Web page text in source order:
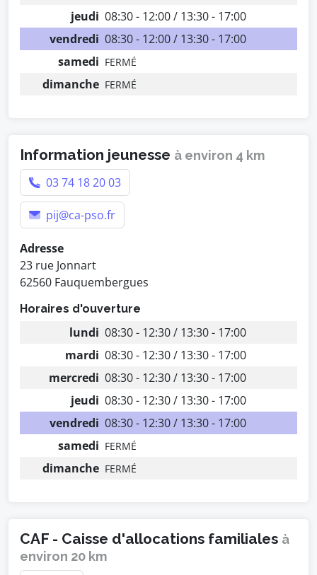
jeudi 08:30 - 12:00 / 13:30 - 17:00
vendredi 08:30 - 12:00 / 13:30 - 17:00
samedi FERMÉ
dimanche FERMÉ
Information jeunesse à environ 4 km
03 74 18 20 03
pij@ca-pso.fr
Adresse
23 rue Jonnart
62560 Fauquembergues
Horaires d'ouverture
lundi 08:30 - 12:30 / 13:30 - 17:00
mardi 08:30 - 12:30 / 13:30 - 17:00
mercredi 08:30 - 12:30 / 13:30 - 17:00
jeudi 08:30 - 12:30 / 13:30 - 17:00
vendredi 08:30 - 12:30 / 13:30 - 17:00
samedi FERMÉ
dimanche FERMÉ
CAF - Caisse d'allocations familiales à
environ 20 km